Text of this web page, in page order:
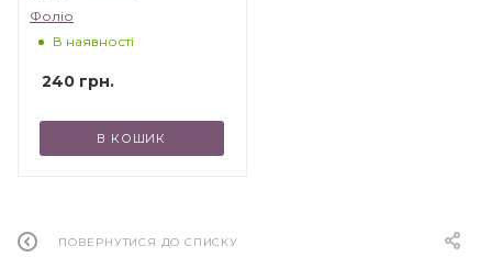
Фоліо
В наявності
240 грн.
В КОШИК
ПОВЕРНУТИСЯ ДО СПИСКУ